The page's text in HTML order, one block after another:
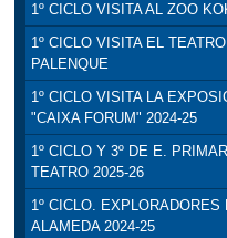
1º CICLO VISITA AL ZOO
1º CICLO VISITA EL TEATRO
PALENQUE
1º CICLO VISITA LA
"CAIXA FORUM" 2024-25
1º CICLO Y 3º DE E.
TEATRO 2025-26
1º CICLO. EXPLORADORES
ALAMEDA 2024-25